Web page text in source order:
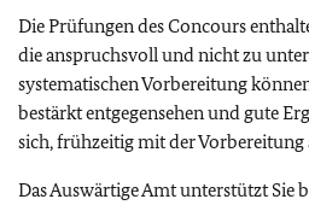
Die Prüfungen des Concours
die anspruchsvoll und nicht zu
systematischen Vorbereitung
bestärkt entgegensehen und gute
sich, frühzeitig mit der Vorbereitung
Das Auswärtige Amt unterstützt Sie